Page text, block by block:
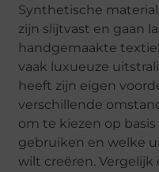
Synthetische
zijn slijtvast en gaan
handgemaakte
vaak luxueuze
heeft zijn eigen
verschillende
om te kiezen op
gebruiken en welke
wilt creëren.